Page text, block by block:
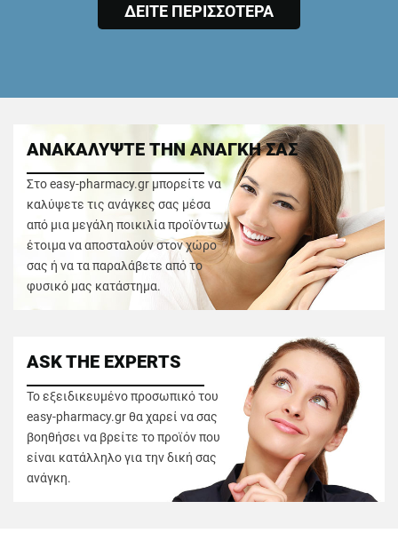
ΔΕΙΤΕ ΠΕΡΙΣΣΟΤΕΡΑ
ΑΝΑΚΑΛΥΨΤΕ ΤΗΝ ΑΝΑΓΚΗ ΣΑΣ
Στο easy-pharmacy.gr μπορείτε να
καλύψετε τις ανάγκες σας μέσα
από μια μεγάλη ποικιλία προϊόντων
έτοιμα να αποσταλούν στον χώρο
σας ή να τα παραλάβετε από το
φυσικό μας κατάστημα.
ASK THE EXPERTS
Το εξειδικευμένο προσωπικό του
easy-pharmacy.gr θα χαρεί να σας
βοηθήσει να βρείτε το προϊόν που
είναι κατάλληλο για την δική σας
ανάγκη.